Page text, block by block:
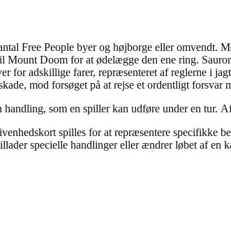
Free People byer og højborge eller
Mount Doom for at ødelægge den ene ring.
for adskillige farer, repræsenteret af reglerne i
mod forsøget på at rejse et ordentligt forsvar
som en spiller kan udføre under en
spilles for at repræsentere specifikke
specielle handlinger eller ændrer løbet af en